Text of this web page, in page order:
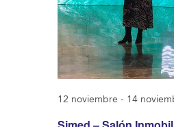
12 noviembre - 14